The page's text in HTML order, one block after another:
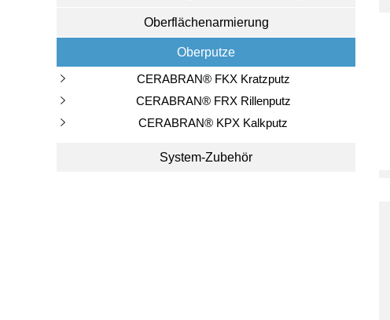
Oberflächenarmierung
Oberputze
CERABRAN® FKX Kratzputz
CERABRAN® FRX Rillenputz
CERABRAN® KPX Kalkputz
System-Zubehör